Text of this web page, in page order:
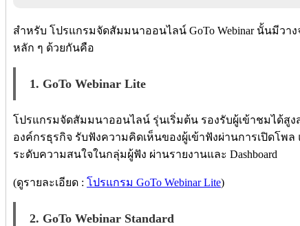
สำหรับ โปรแกรมจัดสัมมนาออนไลน์ GoTo Webinar นั้นมีว
หลัก ๆ ด้วยกันคือ
1. GoTo Webinar Lite
โปรแกรมจัดสัมมนาออนไลน์ รุ่นเริ่มต้น รองรับผู้เข้าชมได้สูง
องค์กรธุรกิจ รับฟังความคิดเห็นของผู้เข้าฟังผ่านการเปิดโพ
ระดับความสนใจในกลุ่มผู้ฟัง ผ่านรายงานและ Dashboard
(ดูรายละเอียด : โปรแกรม GoTo Webinar Lite)
2. GoTo Webinar Standard